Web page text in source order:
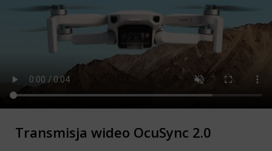
Transmisja wideo OcuSync 2.0